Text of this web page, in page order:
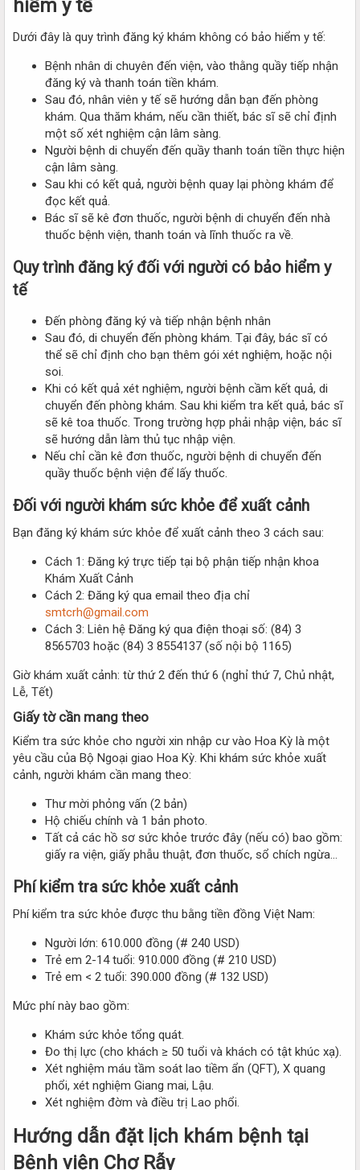
hiểm y tế
Dưới đây là quy trình đăng ký khám không có bảo hiểm y tế:
Bệnh nhân di chuyên đến viện, vào thằng quầy tiếp nhận
đăng ký và thanh toán tiền khám.
Sau đó, nhân viên y tế sẽ hướng dẫn bạn đến phòng
khám. Qua thăm khám, nếu cần thiết, bác sĩ sẽ chỉ định
một số xét nghiệm cận lâm sàng.
Người bệnh di chuyển đến quầy thanh toán tiền thực hiện
cận lâm sàng.
Sau khi có kết quả, người bệnh quay lại phòng khám để
đọc kết quả.
Bác sĩ sẽ kê đơn thuốc, người bệnh di chuyển đến nhà
thuốc bệnh viện, thanh toán và lĩnh thuốc ra về.
Quy trình đăng ký đối với người có bảo hiểm y
tế
Đến phòng đăng ký và tiếp nhận bệnh nhân
Sau đó, di chuyển đến phòng khám. Tại đây, bác sĩ có
thể sẽ chỉ định cho bạn thêm gói xét nghiệm, hoặc nội
soi.
Khi có kết quả xét nghiệm, người bệnh cầm kết quả, di
chuyển đến phòng khám. Sau khi kiểm tra kết quả, bác sĩ
sẽ kê toa thuốc. Trong trường hợp phải nhập viện, bác sĩ
sẽ hướng dẫn làm thủ tục nhập viện.
Nếu chỉ cần kê đơn thuốc, người bệnh di chuyển đến
quầy thuốc bệnh viện để lấy thuốc.
Đối với người khám sức khỏe để xuất cảnh
Bạn đăng ký khám sức khỏe để xuất cảnh theo 3 cách sau:
Cách 1: Đăng ký trực tiếp tại bộ phận tiếp nhận khoa
Khám Xuất Cảnh
Cách 2: Đăng ký qua email theo địa chỉ
smtcrh@gmail.com
Cách 3: Liên hệ Đăng ký qua điện thoại số: (84) 3
8565703 hoặc (84) 3 8554137 (số nội bộ 1165)
Giờ khám xuất cảnh: từ thứ 2 đến thứ 6 (nghỉ thứ 7, Chủ nhật,
Lễ, Tết)
Giấy tờ cần mang theo​
Kiểm tra sức khỏe cho người xin nhập cư vào Hoa Kỳ là một
yêu cầu của Bộ Ngoại giao Hoa Kỳ. Khi khám sức khỏe xuất
cảnh, người khám cần mang theo:
Thư mời phỏng vấn (2 bản)
Hộ chiếu chính và 1 bản photo.
Tất cả các hồ sơ sức khỏe trước đây (nếu có) bao gồm:
giấy ra viện, giấy phẫu thuật, đơn thuốc, sổ chích ngừa…
Phí kiểm tra sức khỏe xuất cảnh
Phí kiểm tra sức khỏe được thu bằng tiền đồng Việt Nam:
Người lớn: 610.000 đồng (# 240 USD)
Trẻ em 2-14 tuổi: 910.000 đồng (# 210 USD)
Trẻ em < 2 tuổi: 390.000 đồng (# 132 USD)
Mức phí này bao gồm:
Khám sức khỏe tổng quát.
Đo thị lực (cho khách ≥ 50 tuổi và khách có tật khúc xạ).
Xét nghiệm máu tầm soát lao tiềm ẩn (QFT), X quang
phổi, xét nghiệm Giang mai, Lậu.
Xét nghiệm đờm và điều trị Lao phổi.
Hướng dẫn đặt lịch khám bệnh tại
Bệnh viện Chợ Rẫy